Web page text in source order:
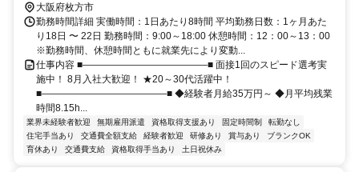
大阪府枚方市
勤務時間詳細 実働時間：1日あたり8時間 平均勤務日数：1ヶ月あた
り18日 〜 22日 勤務時間：9:00～18:00 休憩時間：12：00～13：00
※勤務時間、休憩時間ともに就業先により変動...
仕事内容 ■―――――――――――――■ 面接1回のスピード選考実
施中！ 8月入社大歓迎！ ★20～30代活躍中！
■―――――――――――――■ ◆経験者月給35万円～ ◆月平均残業
時間8.15h...
業界未経験者歓迎 無期雇用派遣 資格取得支援あり 固定時間制
転勤なし
住宅手当あり
交通費全額支給 経験者歓迎 研修あり 賞与あり
ブランクOK
育休あり
交通費支給 資格取得手当あり 土日祝休み